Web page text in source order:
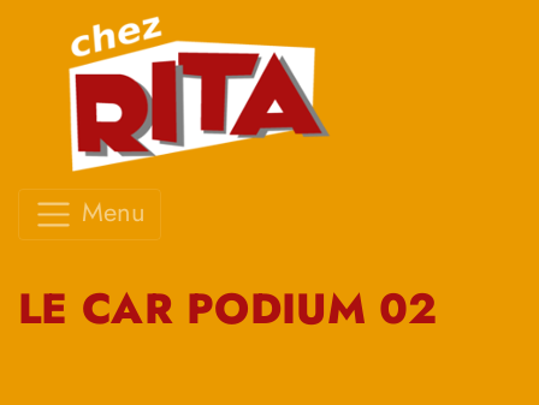
Menu
LE CAR PODIUM 02